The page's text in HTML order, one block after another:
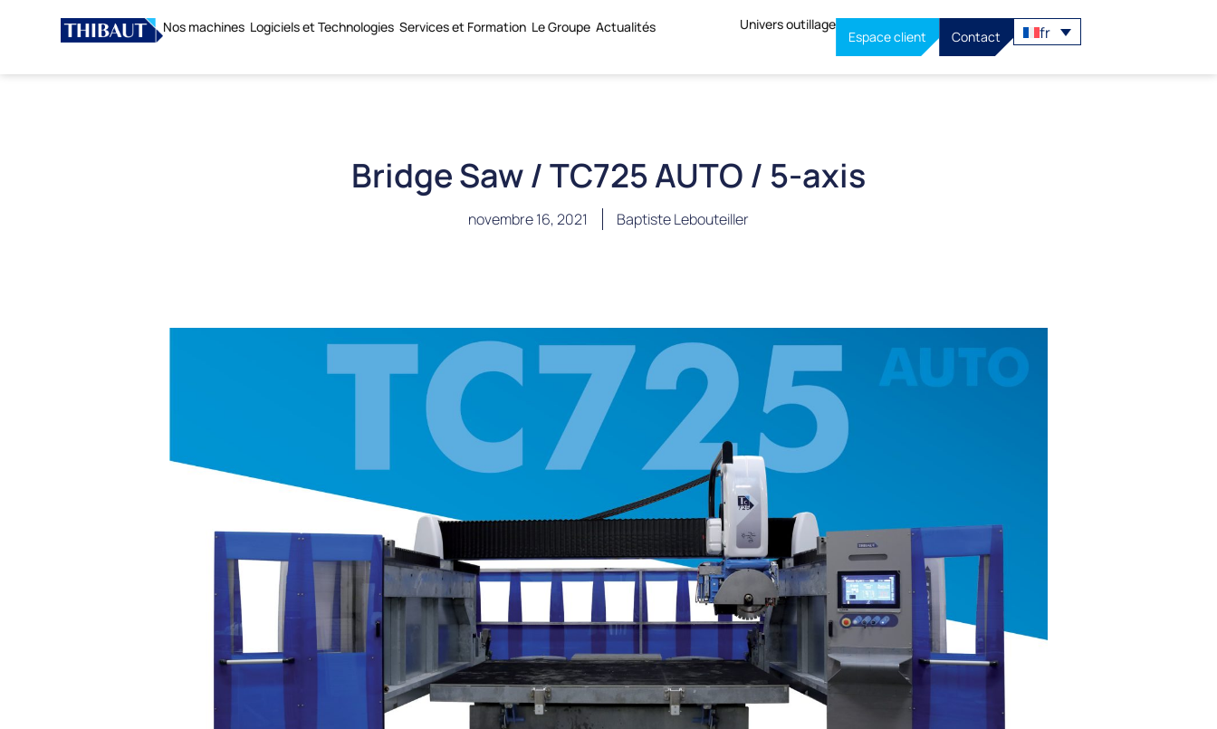
Nos machines Logiciels et Technologies Services et Formation Le Groupe Actualités Univers outillage
Espace client Contact fr
Bridge Saw / TC725 AUTO / 5-axis
novembre 16, 2021 Baptiste Lebouteiller